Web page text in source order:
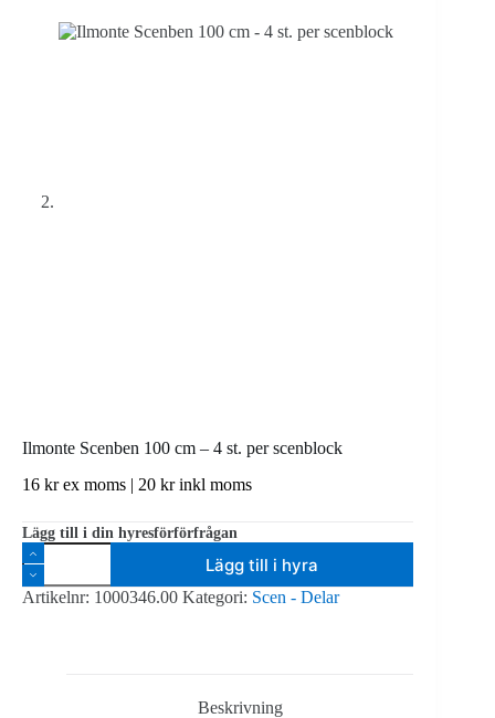
Ilmonte Scenben 100 cm – 4 st. per scenblock
16 krex moms | 20 krinkl moms
Lägg till i din hyresförförfrågan
Ilmonte
Scenben
100
cm
Lägg till i hyra
Artikelnr: 1000346.00 Kategori: Scen - Delar
Beskrivning